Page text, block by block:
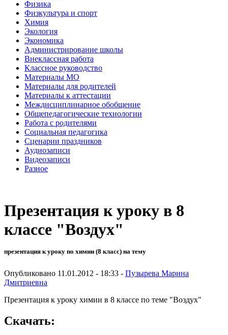
Физика
Физкультура и спорт
Химия
Экология
Экономика
Администрирование школы
Внеклассная работа
Классное руководство
Материалы МО
Материалы для родителей
Материалы к аттестации
Междисциплинарное обобщение
Общепедагогические технологии
Работа с родителями
Социальная педагогика
Сценарии праздников
Аудиозаписи
Видеозаписи
Разное
Презентация к уроку в 8
классе "Воздух"
презентация к уроку по химии (8 класс) на тему
Опубликовано 11.01.2012 - 18:33 - Пузырева Марина
Дмитриевна
Презентация к уроку химии в 8 классе по теме "Воздух"
Скачать: